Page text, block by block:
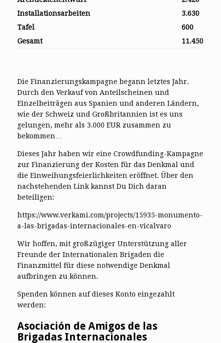
Installationsarbeiten
3.630
Tafel
600
Gesamt
11.450
Die Finanzierungskampagne begann letztes Jahr.
Durch den Verkauf von Anteilscheinen und
Einzelbeiträgen aus Spanien und anderen Ländern,
wie der Schweiz und Großbritannien ist es uns
gelungen, mehr als 3.000 EUR zusammen zu
bekommen…
Dieses Jahr haben wir eine Crowdfunding-Kampagne
zur Finanzierung der Kosten für das Denkmal und
die Einweihungsfeierlichkeiten eröffnet. Über den
nachstehenden Link kannst Du Dich daran
beteiligen:
https://www.verkami.com/projects/15935-monumento-
a-las-brigadas-internacionales-en-vicalvaro
Wir hoffen, mit großzügiger Unterstützung aller
Freunde der Internationalen Brigaden die
Finanzmittel für diese notwendige Denkmal
aufbringen zu können.
Spenden können auf dieses Konto eingezahlt
werden:
Asociación de Amigos de las
Brigadas Internacionales